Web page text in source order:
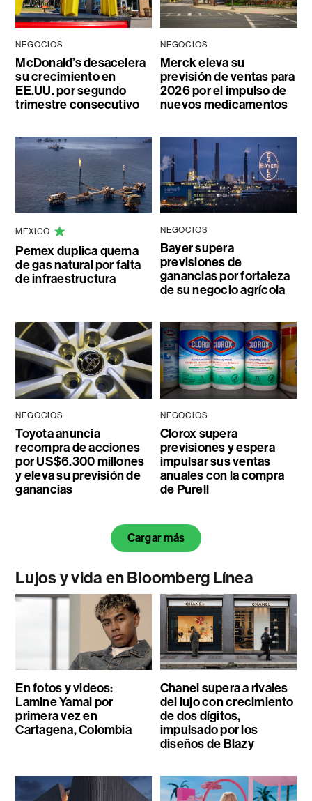
NEGOCIOS
McDonald’s desacelera
su crecimiento en
EE.UU. por segundo
trimestre consecutivo
NEGOCIOS
Merck eleva su
previsión de ventas para
2026 por el impulso de
nuevos medicamentos
MÉXICO
Pemex duplica quema
de gas natural por falta
de infraestructura
NEGOCIOS
Bayer supera
previsiones de
ganancias por fortaleza
de su negocio agrícola
NEGOCIOS
Toyota anuncia
recompra de acciones
por US$6.300 millones
y eleva su previsión de
ganancias
NEGOCIOS
Clorox supera
previsiones y espera
impulsar sus ventas
anuales con la compra
de Purell
Cargar más
Lujos y vida en Bloomberg Línea
En fotos y videos:
Lamine Yamal por
primera vez en
Cartagena, Colombia
Chanel supera a rivales
del lujo con crecimiento
de dos dígitos,
impulsado por los
diseños de Blazy